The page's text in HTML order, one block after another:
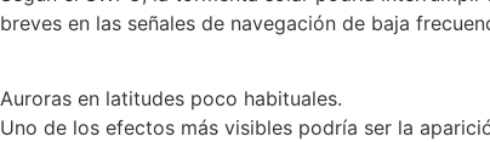
breves en las señales de navegación de baja
Auroras en latitudes poco habituales.
Uno de los efectos más visibles podría ser la